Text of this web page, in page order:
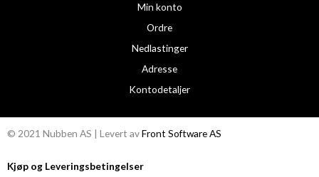
Min konto
Ordre
Nedlastinger
Adresse
Kontodetaljer
© 2021 Nubben AS | Levert avFront Software AS
Kjøp og Leveringsbetingelser